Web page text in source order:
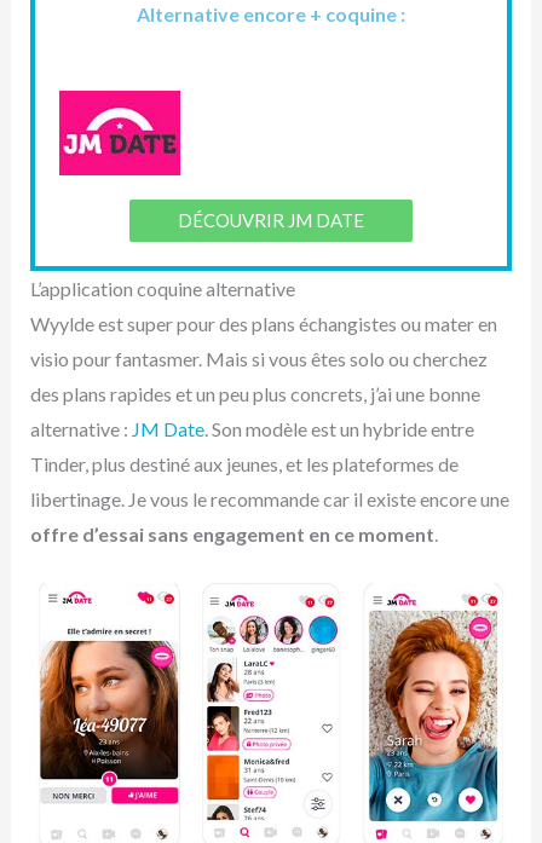
Alternative encore + coquine :
DÉCOUVRIR JM DATE
L’application coquine alternative
Wyylde est super pour des plans échangistes ou mater en
visio pour fantasmer. Mais si vous êtes solo ou cherchez
des plans rapides et un peu plus concrets, j’ai une bonne
alternative : JM Date. Son modèle est un hybride entre
Tinder, plus destiné aux jeunes, et les plateformes de
libertinage. Je vous le recommande car il existe encore une
offre d’essai sans engagement en ce moment.